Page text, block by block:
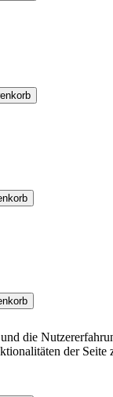
die
der Seite